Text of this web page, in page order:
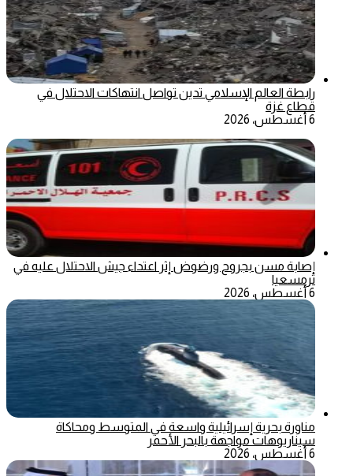
رابطة العالم الإسلامي تدين تواصل انتهاكات الاحتلال في
قطاع غزة
6 أغسطس، 2026
إصابة مسن بجروح ورضوض إثر اعتداء جيش الاحتلال عليه في
ترمسعيا
6 أغسطس، 2026
مناورة بحرية إسرائيلية واسعة في المتوسط ومحاكاة
سيناريوهات مواجهة بالبحر الأحمر
6 أغسطس، 2026